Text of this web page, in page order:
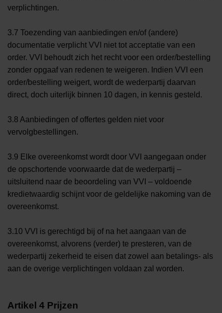
verplichtingen.
3.7 Toezending van aanbiedingen en/of (andere)
documentatie verplicht VVI niet tot acceptatie van een
order. VVI behoudt zich het recht voor een order/bestelling
zonder opgaaf van redenen te weigeren. Indien VVI een
order/bestelling weigert, wordt de wederpartij daarvan
direct, doch uiterlijk binnen 10 dagen, in kennis gesteld.
3.8 Aanbiedingen of offertes gelden niet voor
vervolgbestellingen.
3.9 Elke overeenkomst wordt door VVI aangegaan onder
de opschortende voorwaarde dat de wederpartij –
uitsluitend naar de beoordeling van VVI – voldoende
kredietwaardig schijnt voor de geldelijke nakoming van de
overeenkomst.
3.10 VVI is gerechtigd bij of na het aangaan van de
overeenkomst, alvorens (verder) te presteren, van de
wederpartij zekerheid te eisen dat zowel aan betalings- als
aan de overige verplichtingen voldaan zal worden.
Artikel 4 Prijzen